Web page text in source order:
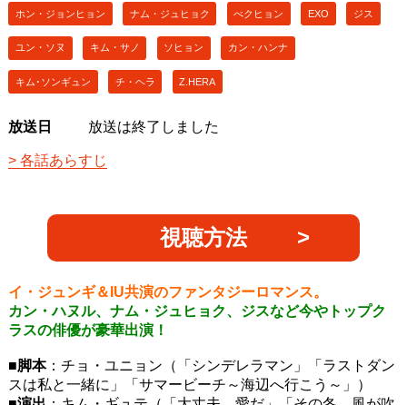
ホン・ジョンヒョン ナム・ジュヒョク べクヒョン EXO ジス
ユン・ソヌ キム・サノ ソヒョン カン・ハンナ
キム･ソンギュン チ・ヘラ Z.HERA
放送日 放送は終了しました
各話あらすじ
視聴方法
イ・ジュンギ＆IU共演のファンタジーロマンス。
カン・ハヌル、ナム・ジュヒョク、ジスなど今やトップク
ラスの俳優が豪華出演！
■脚本：チョ・ユニョン（「シンデレラマン」「ラストダン
スは私と一緒に」「サマービーチ～海辺へ行こう～」）